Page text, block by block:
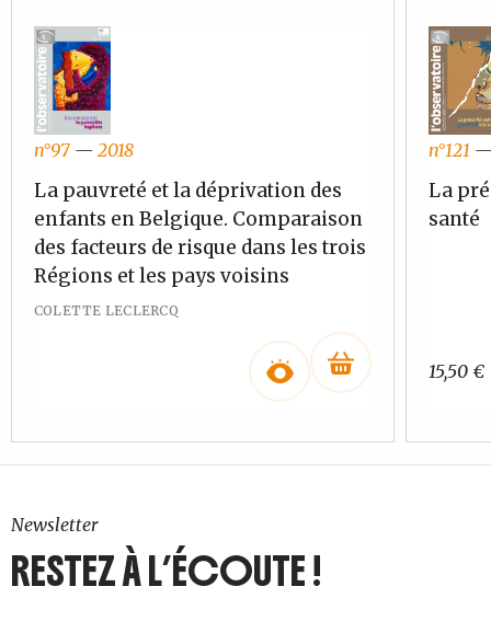
n°97 — 2018
La pauvreté et la déprivation des
enfants en Belgique. Comparaison
des facteurs de risque dans les trois
Régions et les pays voisins
COLETTE LECLERCQ
n°121
La
santé
15,50 €
Newsletter
RESTEZ À L’ÉCOUTE !